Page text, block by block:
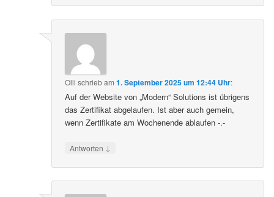
Olli schriebam1. September 2025 um 12:44 Uhr:
Auf der Website von „Modern“ Solutions ist übrigens
das Zertifikat abgelaufen. Ist aber auch gemein,
wenn Zertifikate am Wochenende ablaufen -.-
Antworten ↓